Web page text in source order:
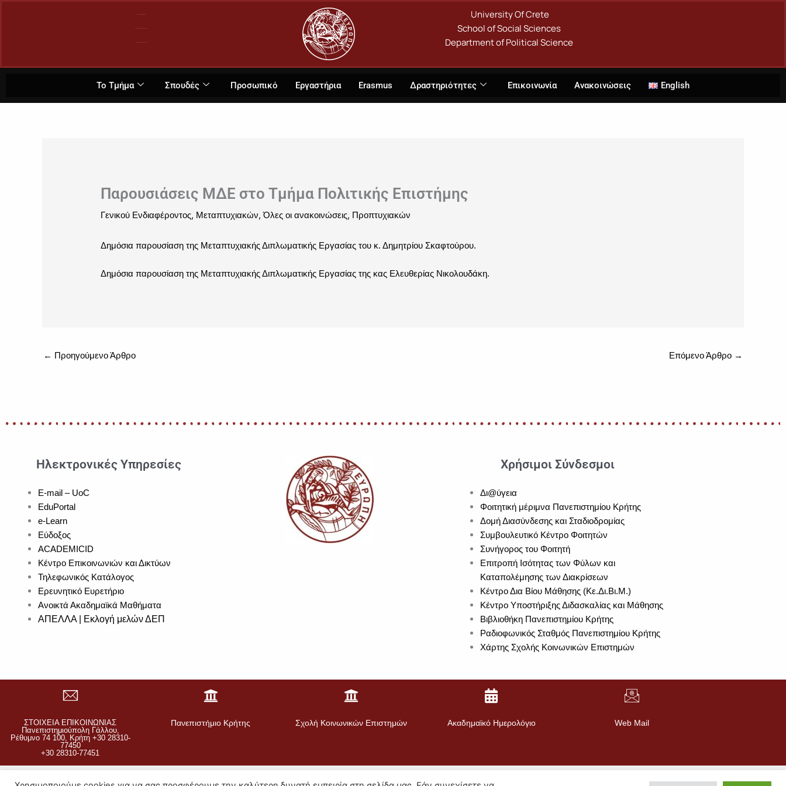
University Of Crete
School of Social Sciences
Department of Political Science
Το Τμήμα Σπουδές Προσωπικό Εργαστήρια Erasmus Δραστηριότητες Επικοινωνία Ανακοινώσεις English
Παρουσιάσεις ΜΔΕ στο Τμήμα Πολιτικής Επιστήμης
Γενικού Ενδιαφέροντος, Μεταπτυχιακών,Όλες οι ανακοινώσεις, Προπτυχιακών
Δημόσια παρουσίαση της Μεταπτυχιακής Διπλωματικής Εργασίας του κ. Δημητρίου Σκαφτούρου.
Δημόσια παρουσίαση της Μεταπτυχιακής Διπλωματικής Εργασίας της κας Ελευθερίας Νικολουδάκη.
← Προηγούμενο Άρθρο Επόμενο Άρθρο →
Ηλεκτρονικές Υπηρεσίες
E-mail – UoC
EduPortal
e-Learn
Εύδοξος
ACADEMICID
Κέντρο Επικοινωνιών και Δικτύων
Τηλεφωνικός Κατάλογος
Ερευνητικό Ευρετήριο
Ανοικτά Ακαδημαϊκά Μαθήματα
ΑΠΕΛΛΑ | Εκλογή μελών ΔΕΠ
Χρήσιμοι Σύνδεσμοι
Δι@ύγεια
Φοιτητική μέριμνα Πανεπιστημίου Κρήτης
Δομή Διασύνδεσης και Σταδιοδρομίας
Συμβουλευτικό Κέντρο Φοιτητών
Συνήγορος του Φοιτητή
Επιτροπή Ισότητας των Φύλων και
Καταπολέμησης των Διακρίσεων
Κέντρο Δια Βίου Μάθησης (Κε.Δι.Βι.Μ.)
Κέντρο Υποστήριξης Διδασκαλίας και Μάθησης
Βιβλιοθήκη Πανεπιστημίου Κρήτης
Ραδιοφωνικός Σταθμός Πανεπιστημίου Κρήτης
Χάρτης Σχολής Κοινωνικών Επιστημών
ΣΤΟΙΧΕΙΑ ΕΠΙΚΟΙΝΩΝΙΑΣ
Πανεπιστημιούπολη Γάλλου,
Ρέθυμνο 74 100, Κρήτη +30 28310-
77450
+30 28310-77451
Πανεπιστήμιο Κρήτης Σχολή Κοινωνικών Επιστημών Ακαδημαϊκό Ημερολόγιο Web Mail